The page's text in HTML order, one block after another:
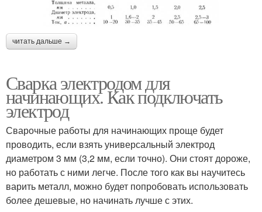
читать дальше →
Сварка электродом для
начинающих. Как подключать
электрод
Сварочные работы для начинающих проще будет
проводить, если взять универсальный электрод
диаметром 3 мм (3,2 мм, если точно). Они стоят дороже,
но работать с ними легче. После того как вы научитесь
варить металл, можно будет попробовать использовать
более дешевые, но начинать лучше с этих.